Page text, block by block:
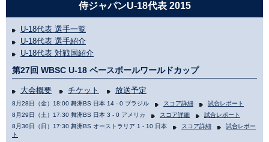
侍ジャパンU-18代表 2015
U-18代表 選手一覧
U-18代表 選手紹介
U-18代表 対戦国紹介
第27回 WBSC U-18 ベースボールワールドカップ
大会概要 チケット 放送予定
8月28日（金）18:00 舞洲BS 日本 14 - 0 ブラジル スコア詳細
試合レポート
8月29日（土）17:30 舞洲BS 日本 3 - 0 アメリカ
スコア詳細
試合レポート
8月30日（日）17:30 舞洲BS オーストラリア 1 - 10 日本
スコア詳細
試合レポー
ト